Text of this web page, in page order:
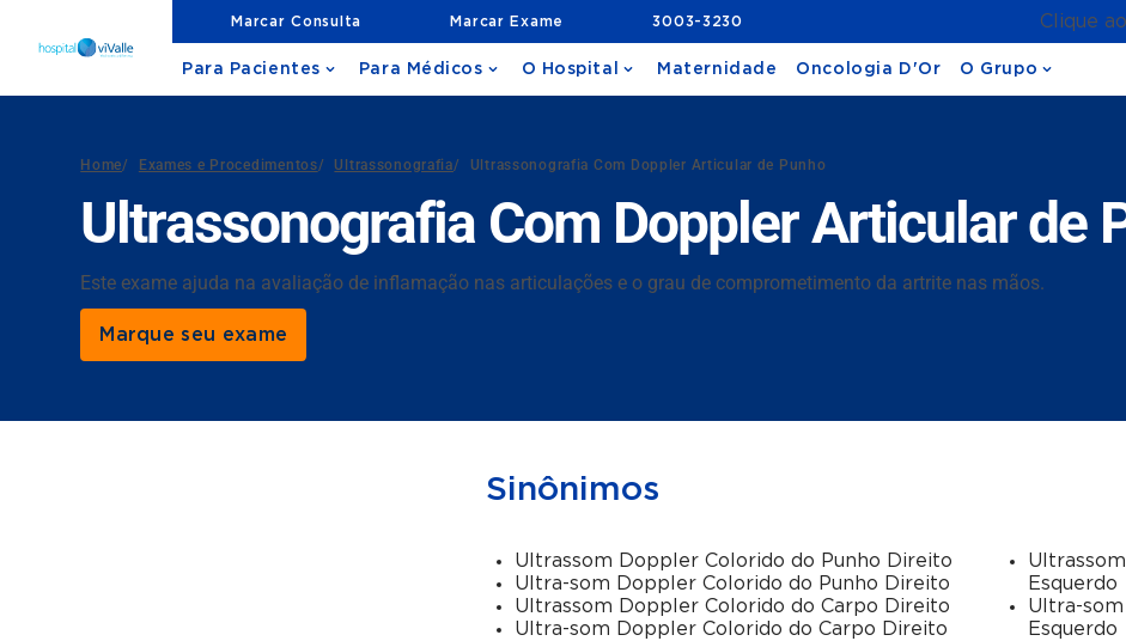
Marcar Consulta Marcar Exame 3003-3230 Clique
Para Pacientes Para Médicos O Hospital Maternidade Oncologia D'Or O Grupo
Home/ Exames e Procedimentos/ Ultrassonografia/ Ultrassonografia Com Doppler Articular de Punho
Ultrassonografia Com Doppler Articular de
Este exame ajuda na avaliação de inflamação nas articulações e o grau de comprometimento da artrite nas mãos.
Marque seu exame
Sinônimos
Ultrassom Doppler Colorido do Punho Direito
Ultra-som Doppler Colorido do Punho Direito
Ultrassom Doppler Colorido do Carpo Direito
Ultra-som Doppler Colorido do Carpo Direito
Esquerdo
Ultra-
Esquerdo